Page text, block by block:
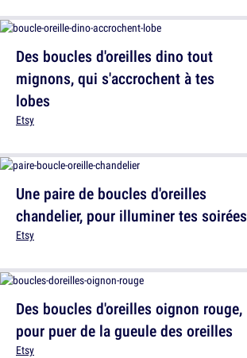
Une paire de boucles d'oreilles
chandelier, pour illuminer tes soirées
Etsy
Des boucles d'oreilles dino tout
mignons, qui s'accrochent à tes
lobes
Etsy
Des boucles d'oreilles oignon rouge,
pour puer de la gueule des oreilles
Etsy